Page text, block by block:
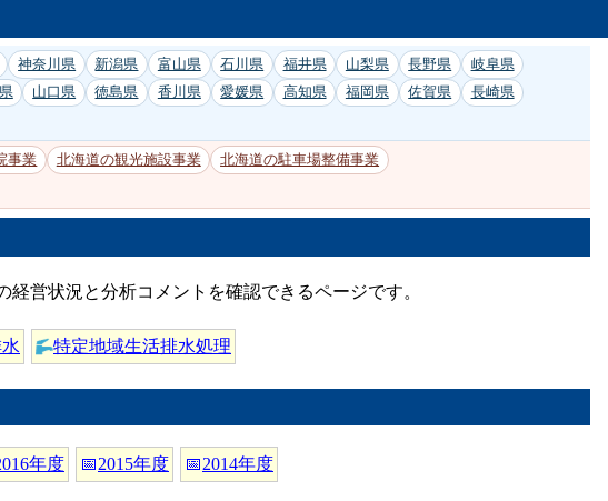
神奈川県 新潟県 富山県 石川県 福井県 山梨県 長野県
岐阜県
山口県 徳島県 香川県 愛媛県 高知県 福岡県 佐賀県
長崎県
事業 北海道の観光施設事業
北海道の駐車場整備事業
営状況と分析コメントを確認できるページです。
特定地域生活排水処理
年度 📅2015年度 📅2014年度